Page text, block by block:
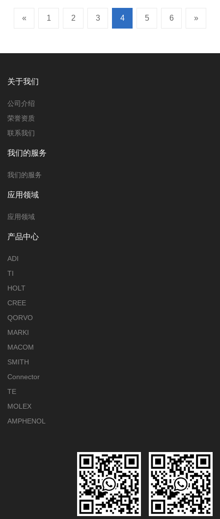
« 1 2 3 4 5 6 »
关于我们
公司介绍
荣誉资质
联系我们
我们的服务
我们的服务
应用领域
应用领域
产品中心
ADI
TI
HOLT
CREE
QORVO
MARKI
MACOM
SMITH
Connector
TE
MOLEX
AMPHENOL